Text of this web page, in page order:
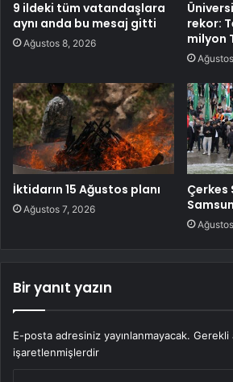
9 ildeki tüm vatandaşlara
aynı anda bu mesaj gitti
Ağustos 8, 2026
rekor:
milyon
İktidarın 15 Ağustos planı
Ağustos 7, 2026
Çerkes
Bir yanıt yazın
E-posta adresiniz yayınlanmayacak. Gerekli
işaretlenmişlerdir